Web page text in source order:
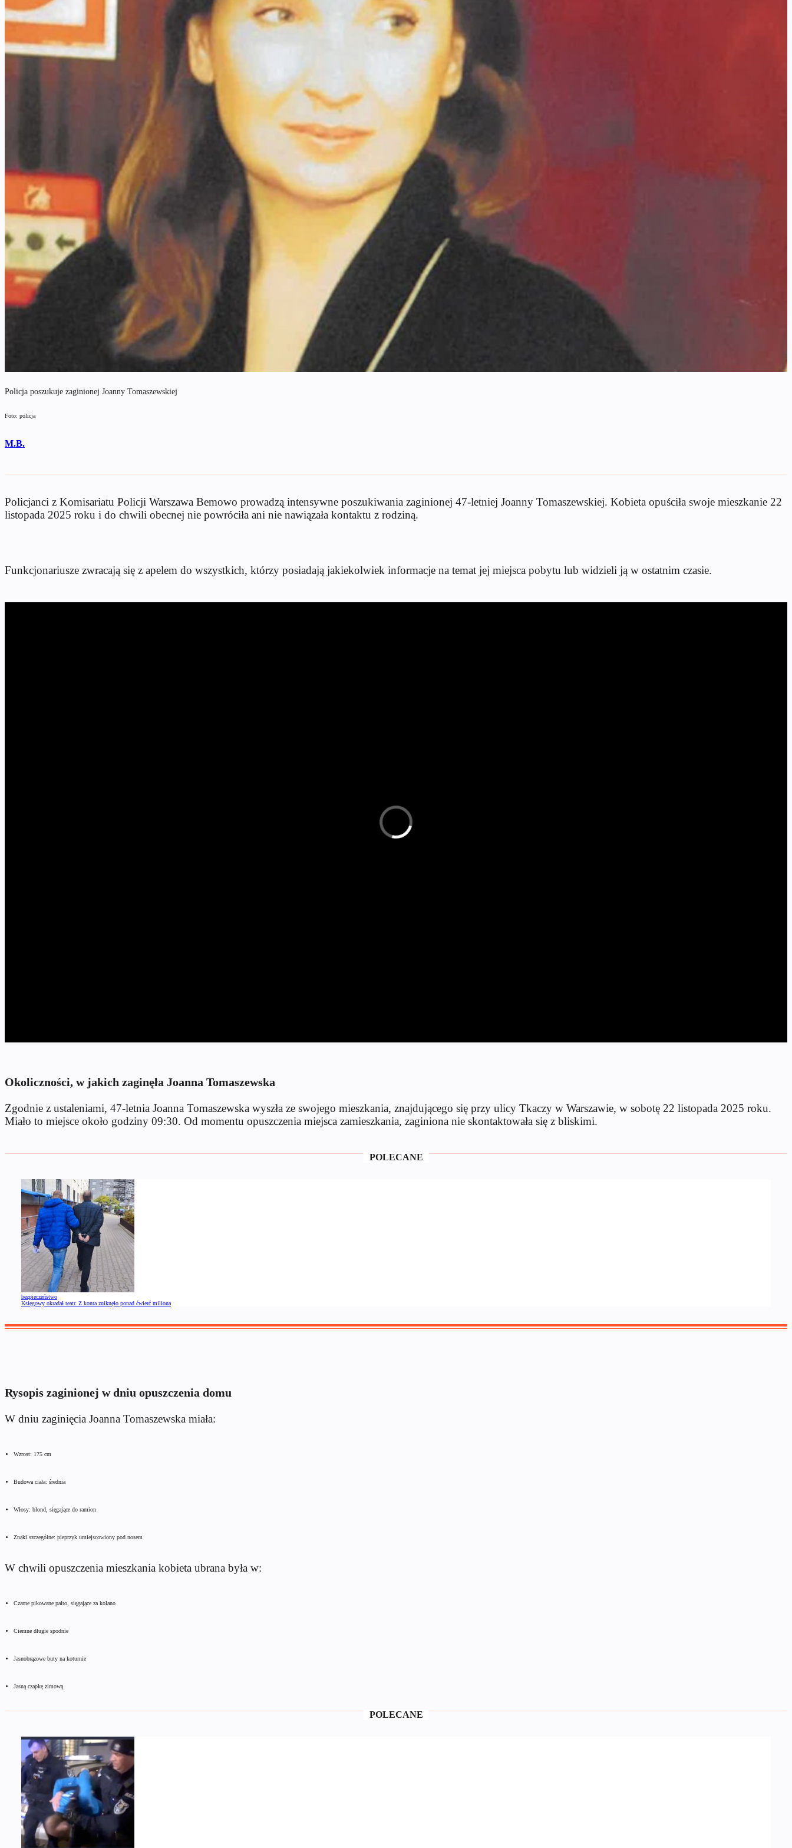
Policja poszukuje zaginionej Joanny Tomaszewskiej
Foto: policja
M.B.
Policjanci z Komisariatu Policji Warszawa Bemowo prowadzą intensywne poszukiwania zaginionej 47-letniej Joanny Tomaszewskiej. Kobieta opuściła swoje mieszkanie 22
listopada 2025 roku i do chwili obecnej nie powróciła ani nie nawiązała kontaktu z rodziną.
Funkcjonariusze zwracają się z apelem do wszystkich, którzy posiadają jakiekolwiek informacje na temat jej miejsca pobytu lub widzieli ją w ostatnim czasie.
Okoliczności, w jakich zaginęła Joanna Tomaszewska
Zgodnie z ustaleniami, 47-letnia Joanna Tomaszewska wyszła ze swojego mieszkania, znajdującego się przy ulicy Tkaczy w Warszawie, w sobotę 22 listopada 2025 roku.
Miało to miejsce około godziny 09:30. Od momentu opuszczenia miejsca zamieszkania, zaginiona nie skontaktowała się z bliskimi.
POLECANE
bezpieczeństwo
Księgowy okradał teatr. Z konta zniknęło ponad ćwierć miliona
Rysopis zaginionej w dniu opuszczenia domu
W dniu zaginięcia Joanna Tomaszewska miała:
Wzrost: 175 cm
Budowa ciała: średnia
Włosy: blond, sięgające do ramion
Znaki szczególne: pieprzyk umiejscowiony pod nosem
W chwili opuszczenia mieszkania kobieta ubrana była w:
Czarne pikowane palto, sięgające za kolano
Ciemne długie spodnie
Jasnobrązowe buty na koturnie
Jasną czapkę zimową
POLECANE